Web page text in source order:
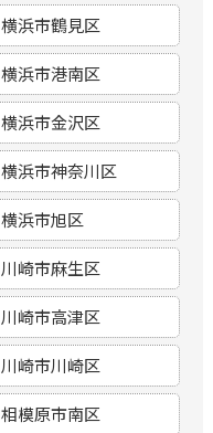
横浜市鶴見区
横浜市港南区
横浜市金沢区
横浜市神奈川区
横浜市旭区
川崎市麻生区
川崎市高津区
川崎市川崎区
相模原市南区